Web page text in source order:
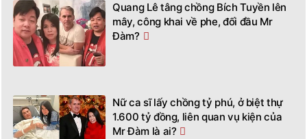
Quang Lê tâng chồng Bích Tuyền lên
mây, công khai về phe, đối đầu Mr
Đàm?
Nữ ca sĩ lấy chồng tỷ phú, ở biệt thự
1.600 tỷ đồng, liên quan vụ kiện của
Mr Đàm là ai?